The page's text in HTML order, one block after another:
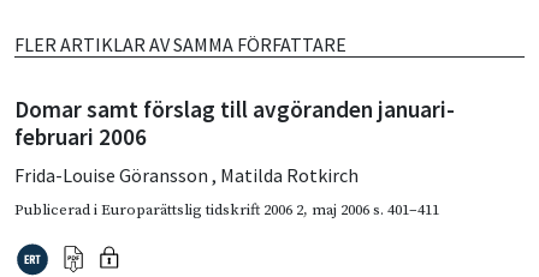
FLER ARTIKLAR AV SAMMA FÖRFATTARE
Domar samt förslag till avgöranden januari-
februari 2006
Frida-Louise Göransson , Matilda Rotkirch
Publicerad iEuroparättslig tidskrift 2006 2, maj 2006s. 401–411